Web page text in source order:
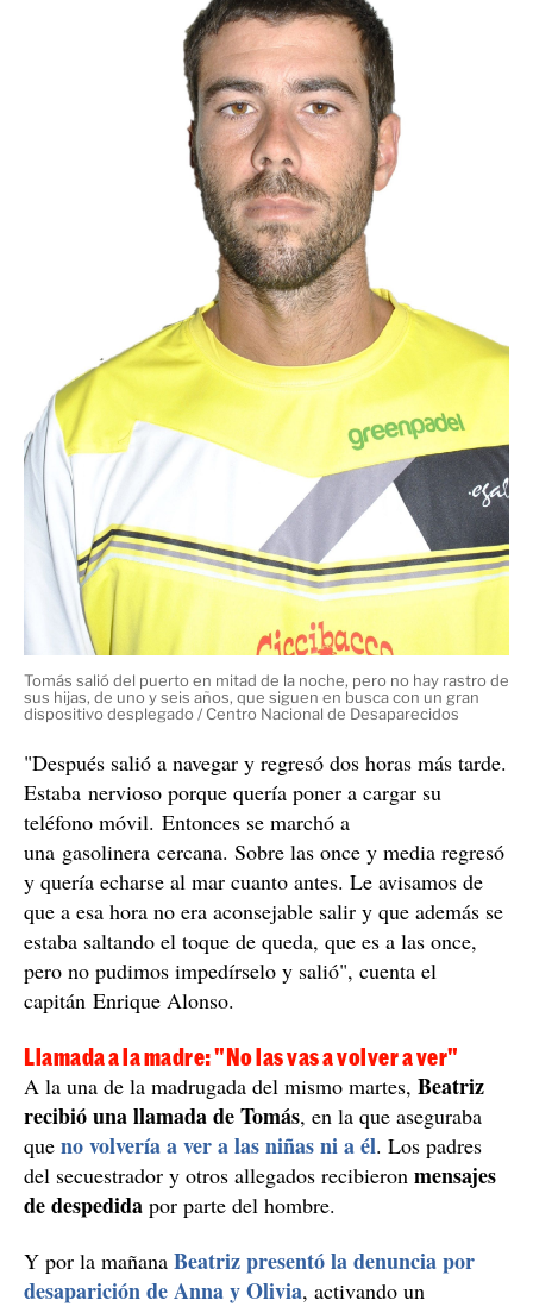
Tomás salió del puerto en mitad de la noche, pero no hay rastro de
sus hijas, de uno y seis años, que siguen en busca con un gran
dispositivo desplegado / Centro Nacional de Desaparecidos
"Después salió a navegar y regresó dos horas más tarde.
Estaba nervioso porque quería poner a cargar su
teléfono móvil. Entonces se marchó a
una gasolinera cercana. Sobre las once y media regresó
y quería echarse al mar cuanto antes. Le avisamos de
que a esa hora no era aconsejable salir y que además se
estaba saltando el toque de queda, que es a las once,
pero no pudimos impedírselo y salió", cuenta el
capitán Enrique Alonso.
Llamada a la madre: "No las vas a volver a ver"
A la una de la madrugada del mismo martes, Beatriz
recibió una llamada de Tomás, en la que aseguraba
que no volvería a ver a las niñas ni a él. Los padres
del secuestrador y otros allegados recibieron mensajes
de despedida por parte del hombre.
Y por la mañana Beatriz presentó la denuncia por
desaparición de Anna y Olivia, activando un